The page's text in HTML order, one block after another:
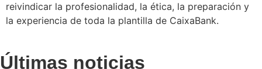
reivindicar la profesionalidad, la ética, la preparación y
la experiencia de toda la plantilla de CaixaBank.
Últimas noticias